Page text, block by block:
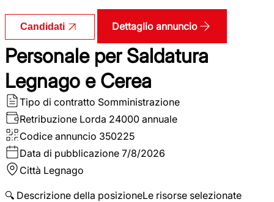
Candidati Dettaglio annuncio
Personale per Saldatura
Legnago e Cerea
Tipo di contratto Somministrazione
Retribuzione Lorda 24000 annuale
Codice annuncio 350225
Data di pubblicazione 7/8/2026
Città Legnago
🔍 Descrizione della posizioneLe risorse selezionate